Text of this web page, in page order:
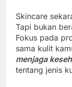
Skincare
Tapi bukan
Fokus pada
sama kulit
menjaga
tentang jenis